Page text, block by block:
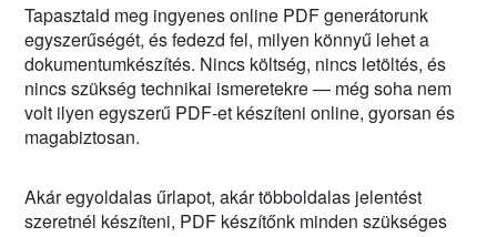
Tapasztald meg ingyenes online PDF generátorunk
egyszerűségét, és fedezd fel, milyen könnyű lehet a
dokumentumkészítés. Nincs költség, nincs letöltés, és
nincs szükség technikai ismeretekre — még soha nem
volt ilyen egyszerű PDF-et készíteni online, gyorsan és
magabiztosan.
Akár egyoldalas űrlapot, akár többoldalas jelentést
szeretnél készíteni, PDF készítőnk minden szükséges